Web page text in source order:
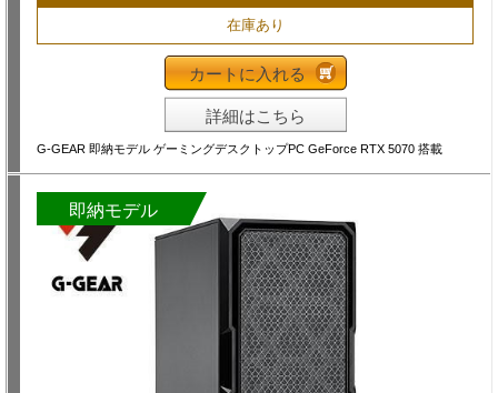
在庫あり
カートに入れる
詳細はこちら
G-GEAR 即納モデル ゲーミングデスクトップPC GeForce RTX 5070 搭載
即納モデル